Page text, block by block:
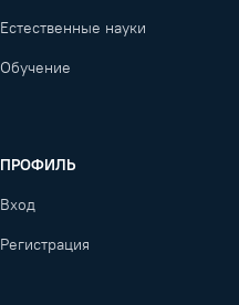
Естественные науки
Обучение
ПРОФИЛЬ
Вход
Регистрация